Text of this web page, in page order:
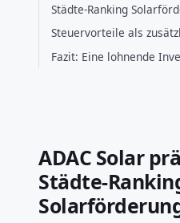
Städte-Ranking
Steuervorteile als
Fazit: Eine lohnende
ADAC Solar
Städte-